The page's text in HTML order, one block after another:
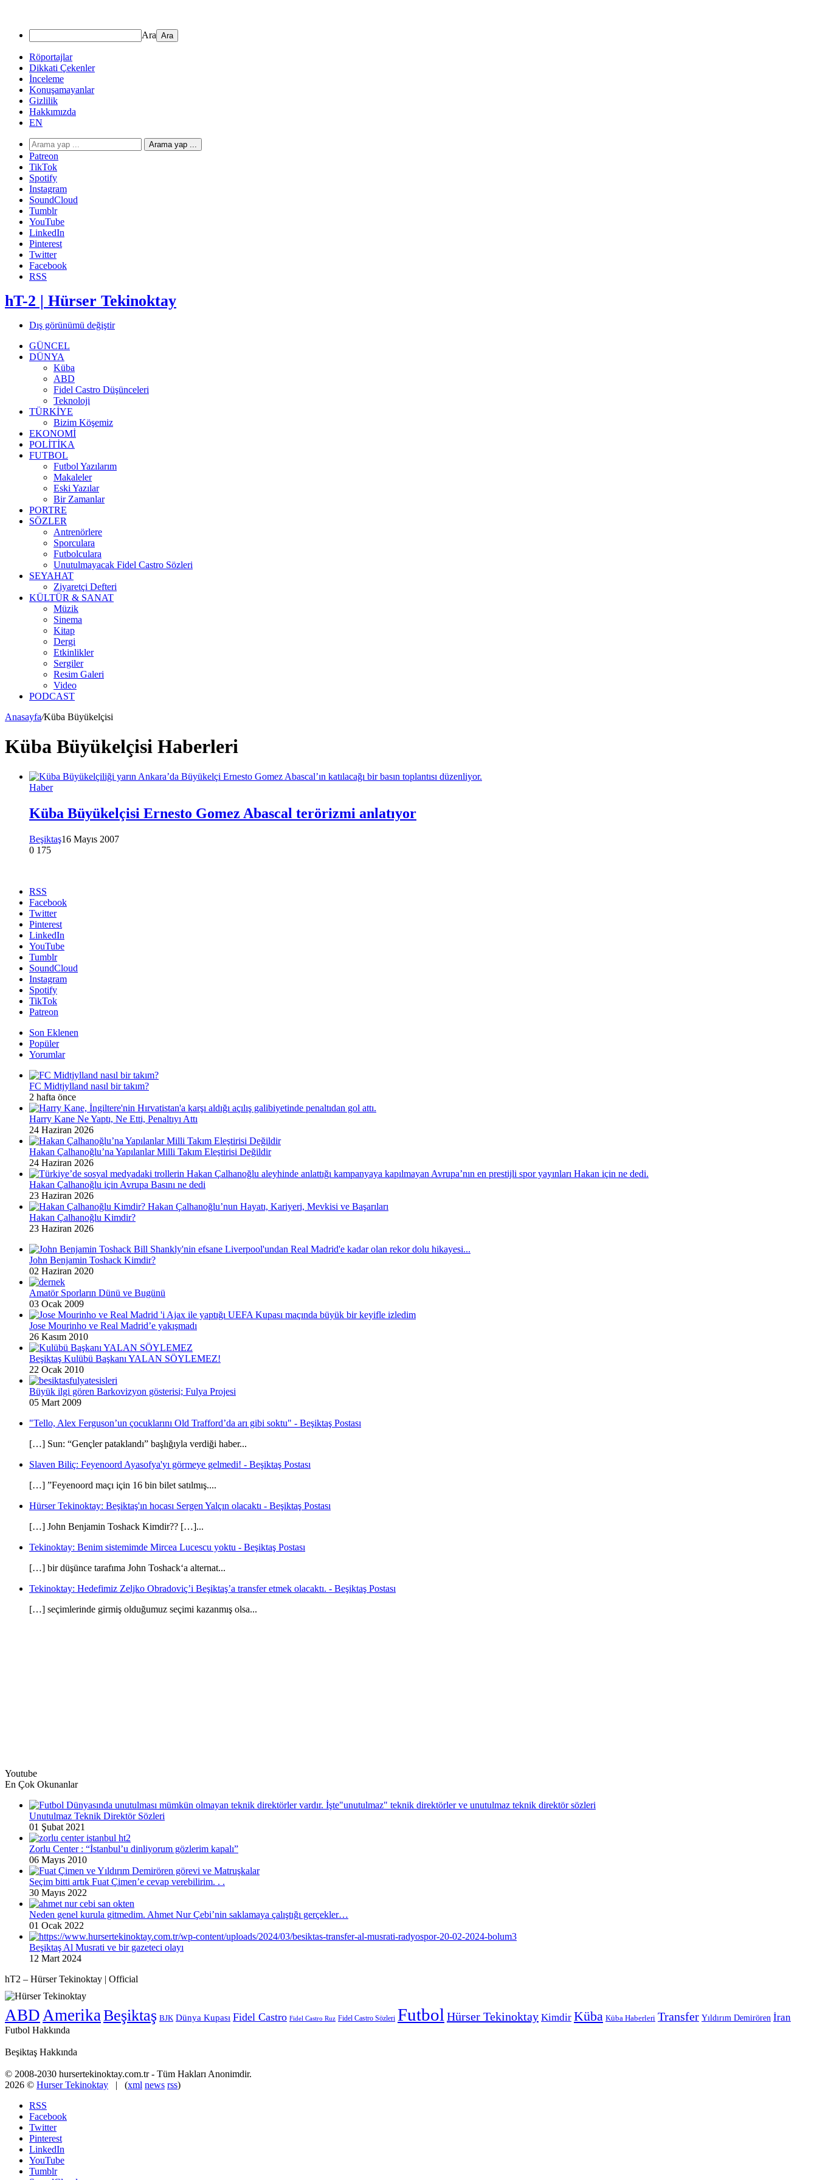
Ara
Röportajlar
Dikkati Çekenler
İnceleme
Konuşamayanlar
Gizlilik
Hakkımızda
EN
Arama yap ...
Patreon
TikTok
Spotify
Instagram
SoundCloud
Tumblr
YouTube
LinkedIn
Pinterest
Twitter
Facebook
RSS
hT-2 | Hürser Tekinoktay
Dış görünümü değiştir
GÜNCEL
DÜNYA
Küba
ABD
Fidel Castro Düşünceleri
Teknoloji
TÜRKİYE
Bizim Köşemiz
EKONOMİ
POLİTİKA
FUTBOL
Futbol Yazılarım
Makaleler
Eski Yazılar
Bir Zamanlar
PORTRE
SÖZLER
Antrenörlere
Sporculara
Futbolculara
Unutulmayacak Fidel Castro Sözleri
SEYAHAT
Ziyaretçi Defteri
KÜLTÜR & SANAT
Müzik
Sinema
Kitap
Dergi
Etkinlikler
Sergiler
Resim Galeri
Video
PODCAST
Anasayfa/Küba Büyükelçisi
Küba Büyükelçisi Haberleri
Haber
Küba Büyükelçisi Ernesto Gomez Abascal terörizmi anlatıyor
Beşiktaş16 Mayıs 2007
0 175
RSS
Facebook
Twitter
Pinterest
LinkedIn
YouTube
Tumblr
SoundCloud
Instagram
Spotify
TikTok
Patreon
Son Eklenen
Popüler
Yorumlar
FC Midtjylland nasıl bir takım?
2 hafta önce
Harry Kane Ne Yaptı, Ne Etti, Penaltıyı Attı
24 Haziran 2026
Hakan Çalhanoğlu’na Yapılanlar Milli Takım Eleştirisi Değildir
24 Haziran 2026
Hakan Çalhanoğlu için Avrupa Basını ne dedi
23 Haziran 2026
Hakan Çalhanoğlu Kimdir?
23 Haziran 2026
John Benjamin Toshack Kimdir?
02 Haziran 2020
Amatör Sporların Dünü ve Bugünü
03 Ocak 2009
Jose Mourinho ve Real Madrid’e yakışmadı
26 Kasım 2010
Beşiktaş Kulübü Başkanı YALAN SÖYLEMEZ!
22 Ocak 2010
Büyük ilgi gören Barkovizyon gösterisi; Fulya Projesi
05 Mart 2009
"Tello, Alex Ferguson’un çocuklarını Old Trafford’da arı gibi soktu" - Beşiktaş Postası
[…] Sun: “Gençler pataklandı” başlığıyla verdiği haber...
Slaven Biliç: Feyenoord Ayasofya'yı görmeye gelmedi! - Beşiktaş Postası
[…] ”Feyenoord maçı için 16 bin bilet satılmış....
Hürser Tekinoktay: Beşiktaş'ın hocası Sergen Yalçın olacaktı - Beşiktaş Postası
[…] John Benjamin Toshack Kimdir?? […]...
Tekinoktay: Benim sistemimde Mircea Lucescu yoktu - Beşiktaş Postası
[…] bir düşünce tarafıma John Toshack‘a alternat...
Tekinoktay: Hedefimiz Zeljko Obradoviç’i Beşiktaş’a transfer etmek olacaktı. - Beşiktaş Postası
[…] seçimlerinde girmiş olduğumuz seçimi kazanmış olsa...
Youtube
En Çok Okunanlar
Unutulmaz Teknik Direktör Sözleri
01 Şubat 2021
Zorlu Center : “İstanbul’u dinliyorum gözlerim kapalı”
06 Mayıs 2010
Seçim bitti artık Fuat Çimen’e cevap verebilirim. . .
30 Mayıs 2022
Neden genel kurula gitmedim. Ahmet Nur Çebi’nin saklamaya çalıştığı gerçekler…
01 Ocak 2022
Beşiktaş Al Musrati ve bir gazeteci olayı
12 Mart 2024
hT2 – Hürser Tekinoktay | Official
ABD Amerika Beşiktaş BJK Dünya Kupası Fidel Castro Fidel Castro Ruz Fidel Castro Sözleri Futbol Hürser Tekinoktay Kimdir Küba Küba Haberleri Transfer Yıldırım Demirören İran
Futbol Hakkında
Beşiktaş Hakkında
© 2008-2030 hursertekinoktay.com.tr - Tüm Hakları Anonimdir.
2026 © Hurser Tekinoktay | (xml news rss)
RSS
Facebook
Twitter
Pinterest
LinkedIn
YouTube
Tumblr